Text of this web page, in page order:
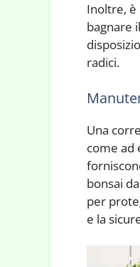
Inoltre, è
bagnare
radici.
Una
come ad
bonsai
per
e la